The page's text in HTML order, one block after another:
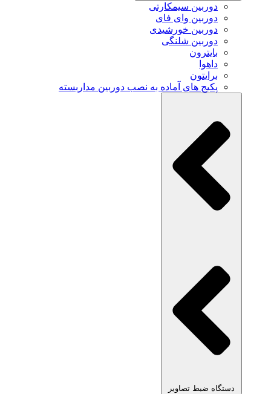
دوربین سیمکارتی
دوربین وای فای
دوربین خورشیدی
دوربین شلنگی
بایترون
داهوا
برایتون
پکیج های آماده به نصب دوربین مداربسته
دستگاه ضبط تصاویر